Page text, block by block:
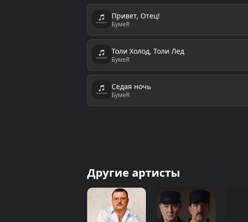
Привет, Отец!
БумеR
Толи Холод, Толи Лед
БумеR
Седая ночь
БумеR
Другие артисты